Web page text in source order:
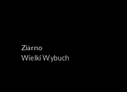
Ziarno
Wielki Wybuch